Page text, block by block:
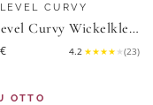
CURVY
Base Level Curvy Wickelkleid Abbie Weich fließende Viskose-Mischqualität
€ 4.2 ★★★★ ★(23)
OTTO